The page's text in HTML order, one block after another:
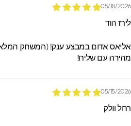
05/18/
הוד
עם שליח!
05/15/
וולק